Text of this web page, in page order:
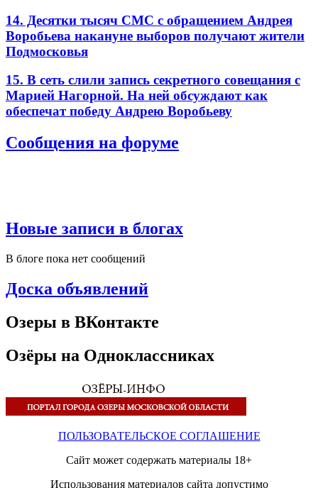
14. Десятки тысяч СМС с обращением Андрея
Воробьева накануне выборов получают жители
Подмосковья
15. В сеть слили запись секретного совещания с
Марией Нагорной. На ней обсуждают как
обеспечат победу Андрею Воробьеву
Сообщения на форуме
Новые записи в блогах
В блоге пока нет сообщений
Доска объявлений
Озеры в ВКонтакте
Озёры на Одноклассниках
ПОЛЬЗОВАТЕЛЬСКОЕ СОГЛАШЕНИЕ
Сайт может содержать материалы 18+
Использования материалов сайта допустимо